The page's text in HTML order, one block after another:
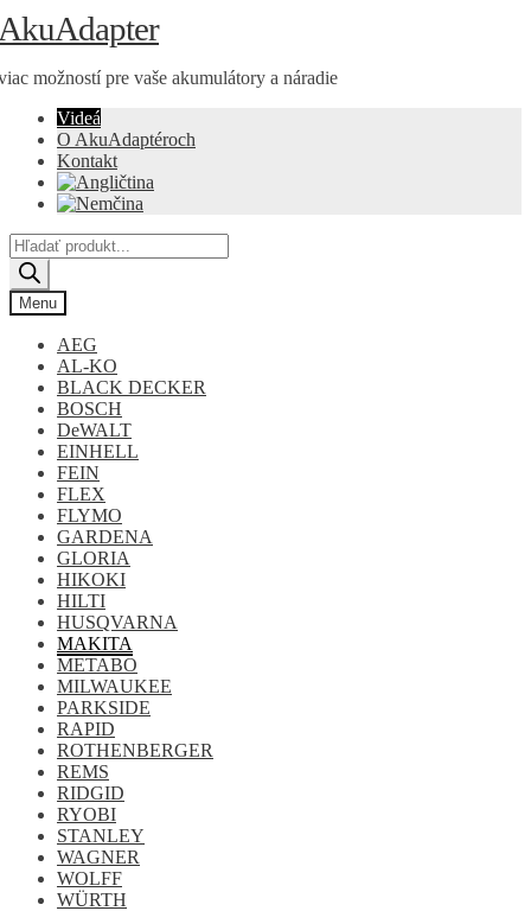
Preskočiť
na
Preskočiť
na
možností pre vaše akumulátory a náradie
Videá
O AkuAdaptéroch
Kontakt
Products
search
Menu
AEG
AL-KO
BLACK DECKER
BOSCH
DeWALT
EINHELL
FEIN
FLEX
FLYMO
GARDENA
GLORIA
HIKOKI
HILTI
HUSQVARNA
MAKITA
METABO
MILWAUKEE
PARKSIDE
RAPID
ROTHENBERGER
REMS
RIDGID
RYOBI
STANLEY
WAGNER
WOLFF
WÜRTH